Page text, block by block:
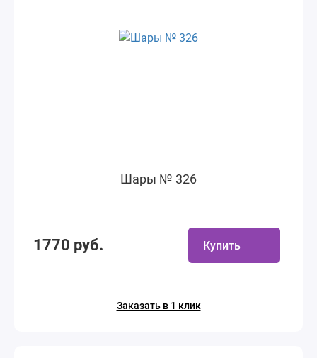
Шары № 326
1770 руб. Купить
Заказать в 1 клик